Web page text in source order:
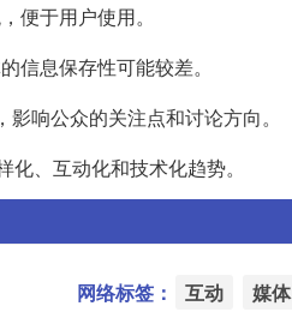
便于用户使用。
信息保存性可能较差。
响公众的关注点和讨论方向。
、互动化和技术化趋势。
网络标签： 互动 媒体